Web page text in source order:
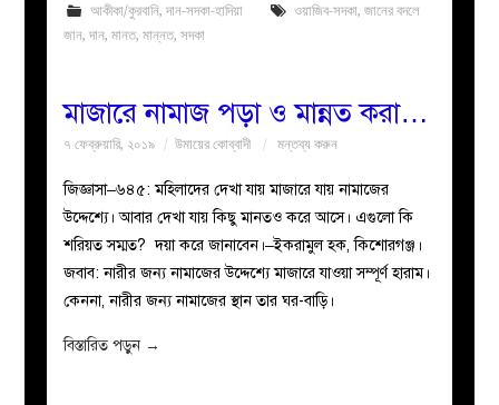
আকীকা/কুরবানি, দান-সদকা-হাদিয়া ওয়াজিব-সদকা, জানের বদলে
জান,দান,মানত,মান্নত,সদকা
মাজারে নামাজ পড়া ও মান্নত করা…
৭ ফেব্রুয়ারি, ২০১৯ উমায়ের কোব্বাদী মন্তব্য করুন
জিজ্ঞাসা–৬৪৫: মহিলাদের দেখা যায় মাজারে যায় নামাজের
উদ্দেশ্যে। আবার দেখা যায় কিছু মানতও করে আসে। এগুলো কি
শরিয়ত সম্মত? দয়া করে জানাবেন।–ইকরামুল হক, কিশোরগঞ্জ।
জবাব: নারীর জন্য নামাজের উদ্দেশ্যে মাজারে যাওয়া সম্পূর্ণ হারাম।
কেননা, নারীর জন্য নামাজের স্থান তার ঘর-বাড়ি।
বিস্তারিত পড়ুন →